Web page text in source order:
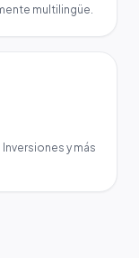
multilingüe.
y más